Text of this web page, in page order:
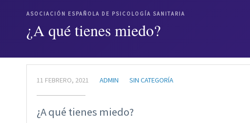
ASOCIACIÓN ESPAÑOLA DE PSICOLOGÍA SANITARIA
¿A qué tienes miedo?
11 FEBRERO, 2021 ADMIN SIN CATEGORÍA
¿A qué tienes miedo?